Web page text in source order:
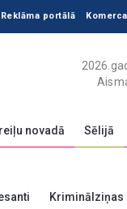
Reklāma portālā
novadā Sēlijā
Kriminālziņas